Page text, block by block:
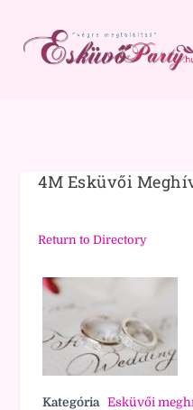
4M Esküvői
Return to Directory
Kategória Esküvői